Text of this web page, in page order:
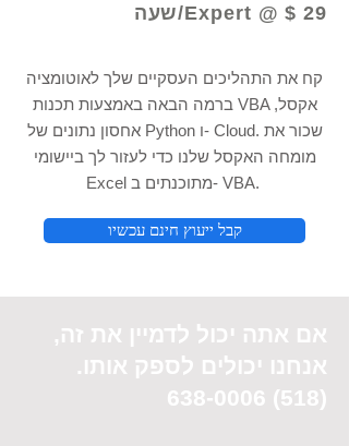
Expert @ $ 29/שעה
קח את התהליכים העסקיים שלך לאוטומציה
ברמה הבאה באמצעות תכנות VBA אקסל,
אחסון נתונים של Python ו- Cloud. שכור את
מומחה האקסל שלנו כדי לעזור לך ביישומי
Excel מתוכנתים ב- VBA.
קבל ייעוץ חינם עכשיו
אם אתה יכול לדמיין את זה,
אנחנו יכולים לספק אותו.
(518) 638-0006